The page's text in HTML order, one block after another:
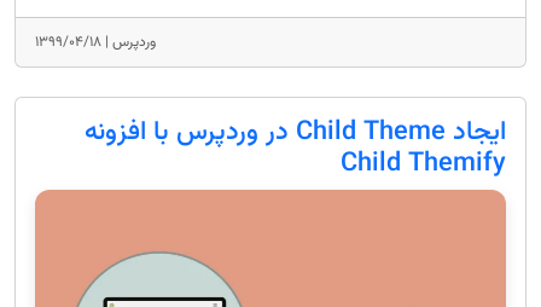
وردپرس | ۱۳۹۹/۰۴/۱۸
ایجاد Child Theme در وردپرس با افزونه
Child Themify